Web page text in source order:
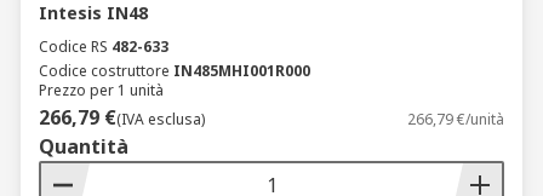
Intesis IN48
Codice RS 482-633
Codice costruttore IN485MHI001R000
Prezzo per 1 unità
266,79 €(IVA esclusa) 266,79 €/unità
Quantità